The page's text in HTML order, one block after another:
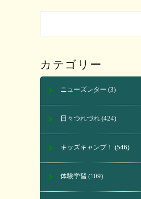
カテゴリー
ニューズレター (3)
日々つれづれ (424)
キッズキャンプ！ (546)
体験学習 (109)